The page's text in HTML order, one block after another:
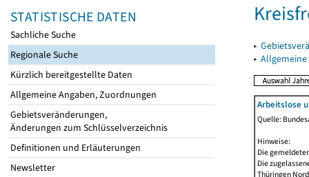
STATISTISCHE DATEN
Sachliche Suche
Regionale Suche
Kürzlich bereitgestellte Daten
Allgemeine Angaben, Zuordnungen
Gebietsveränderungen,
Änderungen zum Schlüsselverzeichnis
Definitionen und Erläuterungen
Newsletter
▸
▸
Arbeitslose
Quelle:
Hinweise:
Die
Die
Thüringen